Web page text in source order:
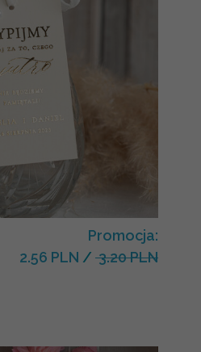
Promocja:
2.56 PLN / 3.20 PLN